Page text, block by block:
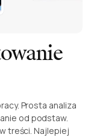
Prosta analiza
od podstaw.
treści. Najlepiej